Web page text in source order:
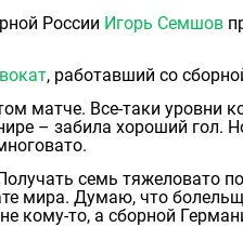
России Игорь Семшов
, работавший со
матче. Все-таки
– забила хороший гол.
семь тяжеловато
мира. Думаю, что
кому-то, а сборной